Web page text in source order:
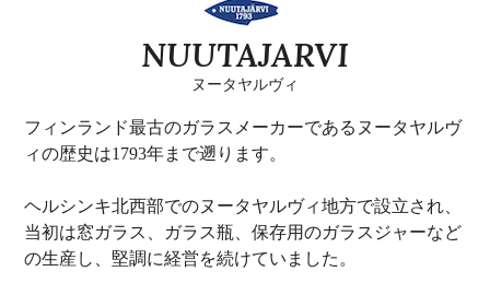
NUUTAJARVI
ヌータヤルヴィ
フィンランド最古のガラスメーカーであるヌータヤルヴ
ィの歴史は1793年まで遡ります。
ヘルシンキ北西部でのヌータヤルヴィ地方で設立され、
当初は窓ガラス、ガラス瓶、保存用のガラスジャーなど
の生産し、堅調に経営を続けていました。